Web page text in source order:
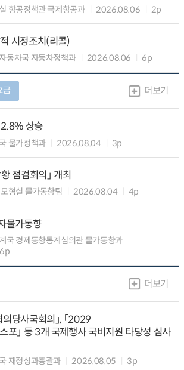
항공정책관 국제항공과 2026.08.06 2p
시정조치(리콜)
동차국 자동차정책과 2026.08.06 6p
금 더보기
상승
물가정책과 2026.08.04 3p
점검회의」 개최
형실 물가동향팀 2026.08.04 4p
물가동향
국 경제동향통계심의관 물가동향과
더보기
당사국회의」, 「2029
포」 등 3개 국제행사 국비지원 타당성 심사
재정성과총괄과 2026.08.05 3p